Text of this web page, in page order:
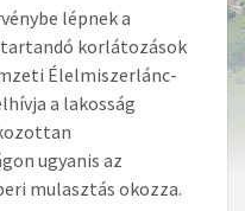
lépnek a
korlátozások
Élelmiszerlánc-
a lakosság
ugyanis az
mulasztás okozza.